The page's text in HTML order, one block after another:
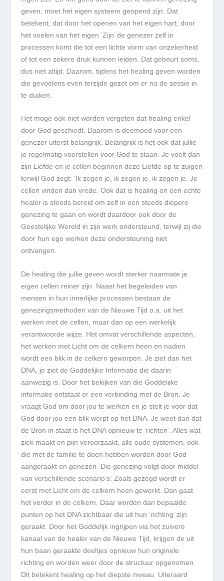
geven, moet het eigen systeem geopend zijn. Dat
betekent, dat door het openen van het eigen hart, door
het voelen van het eigen ‘Zijn’ de genezer zelf in
processen komt die tot een lichte vorm van onzekerheid
of tot een zekere druk kunnen leiden. Dat gebeurt soms,
dus niet altijd. Daarom, tijdens het healing geven worden
die gevoelens even terzijde gezet om er na de sessie in
te duiken.
Het moge ook niet worden vergeten dat healing enkel
door God geschiedt. Daarom is deemoed voor een
genezer uiterst belangrijk. Belangrijk is het ook dat jullie
je regelmatig voorstellen voor God te staan. Je voelt dan
zijn Liefde en je cellen beginnen deze Liefde op te zuigen
terwijl God zegt: ‘Ik zegen je, ik zegen je, ik zegen je. Je
cellen vinden dan vrede. Ook dat is healing en een echte
healer is steeds bereid om zelf in een steeds diepere
genezing te gaan en wordt daardoor ook door de
Geestelijke Wereld in zijn werk ondersteund, terwijl zij die
door hun ego werken deze ondersteuning niet
ontvangen.
De healing die jullie geven wordt sterker naarmate je
eigen cellen reiner zijn. Naast het begeleiden van
mensen in hun innerlijke processen bestaan de
genezingsmethoden van de Nieuwe Tijd o.a. uit het
werken met de cellen, maar dan op een werkelijk
verantwoorde wijze. Het omvat verschillende aspecten,
het werken met Licht om de celkern heen en nadien
wordt een blik in de celkern geworpen. Je ziet dan het
DNA, je ziet de Goddelijke Informatie die daarin
aanwezig is. Door het bekijken van die Goddelijke
informatie ontstaat er een verbinding met de Bron. Je
vraagt God om door jou te werken en je stelt je voor dat
God door jou een blik werpt op het DNA. Je weet dan dat
de Bron in staat is het DNA opnieuw te ‘richten’. Alles wat
ziek maakt en pijn veroorzaakt, alle oude systemen, ook
die met de familie te doen hebben worden door God
aangeraakt en genezen. Die genezing volgt door middel
van verschillende scenario’s: Zoals gezegd wordt er
eerst met Licht om de celkern heen gewerkt. Dan gaat
het verder in de celkern. Daar worden dan bepaalde
punten op het DNA zichtbaar die uit hun ‘richting’ zijn
geraakt. Door het Goddelijk ingrijpen via het zuivere
kanaal van de healer van de Nieuwe Tijd, krijgen de uit
hun baan geraakte deeltjes opnieuw hun originele
richting en worden weer door de structuur opgenomen.
Dit betekent healing op het diepste niveau. Uiteraard